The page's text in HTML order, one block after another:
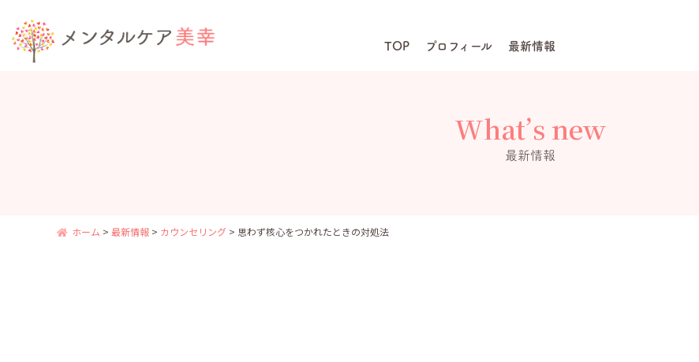
TOP プロフィール 最新情報
What’s new
最新情報
ホーム > 最新情報 > カウンセリング > 思わず核心をつかれたときの対処法